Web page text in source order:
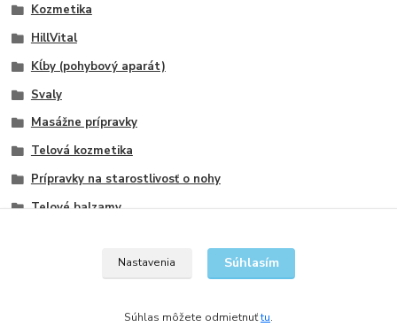
Kozmetika
HillVital
Kĺby (pohybový aparát)
Svaly
Masážne prípravky
Telová kozmetika
Prípravky na starostlivosť o nohy
Telové balzamy
Nastavenia Súhlasím
Súhlas môžete odmietnuťtu.